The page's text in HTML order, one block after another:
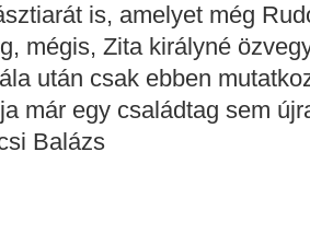
is, amelyet még
mégis, Zita királyné
után csak ebben
már egy családtag sem
Balázs